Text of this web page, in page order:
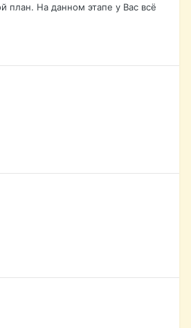
план. На данном этапе у Вас всё